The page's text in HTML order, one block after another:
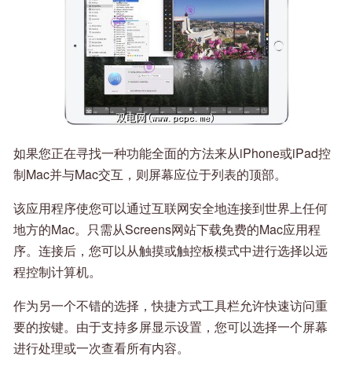
如果您正在寻找一种功能全面的方法来从iPhone或iPad控
制Mac并与Mac交互，则屏幕应位于列表的顶部。
该应用程序使您可以通过互联网安全地连接到世界上任何
地方的Mac。只需从Screens网站下载免费的Mac应用程
序。连接后，您可以从触摸或触控板模式中进行选择以远
程控制计算机。
作为另一个不错的选择，快捷方式工具栏允许快速访问重
要的按键。由于支持多屏显示设置，您可以选择一个屏幕
进行处理或一次查看所有内容。